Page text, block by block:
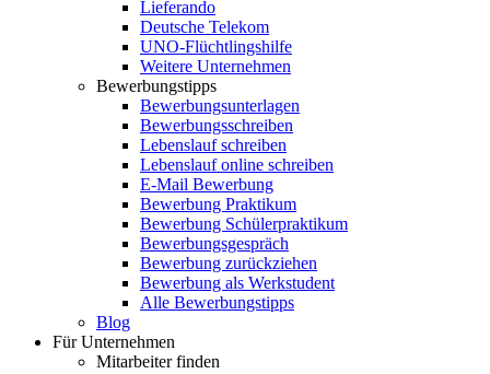
Lieferando
Deutsche Telekom
UNO-Flüchtlingshilfe
Weitere Unternehmen
Bewerbungstipps
Bewerbungsunterlagen
Bewerbungsschreiben
Lebenslauf schreiben
Lebenslauf online schreiben
E-Mail Bewerbung
Bewerbung Praktikum
Bewerbung Schülerpraktikum
Bewerbungsgespräch
Bewerbung zurückziehen
Bewerbung als Werkstudent
Alle Bewerbungstipps
Blog
Für Unternehmen
Mitarbeiter finden